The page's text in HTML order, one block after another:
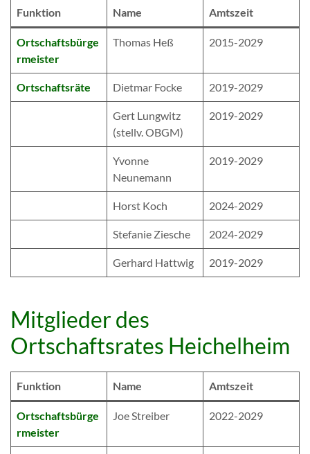
Funktion Name Amtszeit
Ortschaftsbürge
rmeister
Thomas Heß 2015-2029
Ortschaftsräte Dietmar Focke 2019-2029
Gert Lungwitz
(stellv. OBGM)
2019-2029
Yvonne
Neunemann
2019-2029
Horst Koch 2024-2029
Stefanie Ziesche 2024-2029
Gerhard Hattwig 2019-2029
Mitglieder des
Ortschaftsrates Heichelheim
Funktion Name Amtszeit
Ortschaftsbürge
rmeister
Joe Streiber 2022-2029